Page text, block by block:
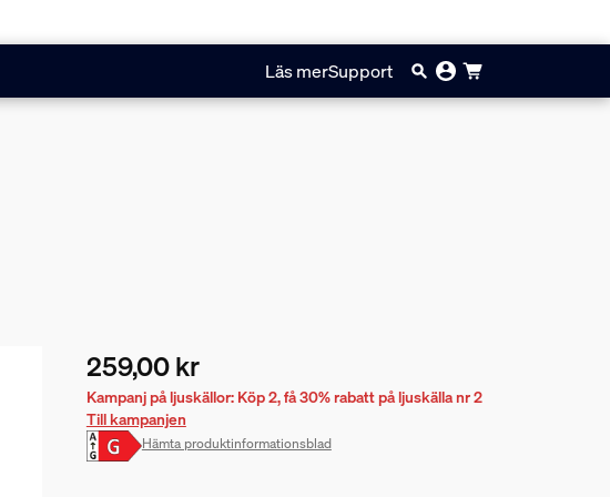
Läs merSupport
Nuvarande pris är 259,00 kr
259,00 kr
Kampanj på ljuskällor: Köp 2, få 30% rabatt på ljuskälla nr 2
Till kampanjen
Hämta produktinformationsblad